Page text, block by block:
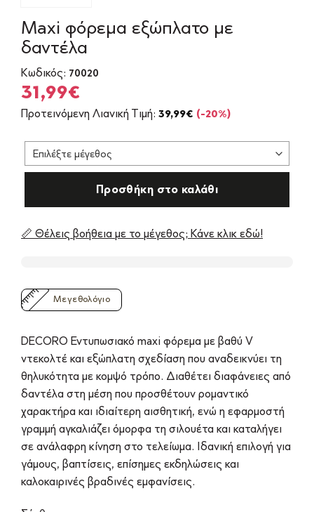
Maxi φόρεμα εξώπλατο με
δαντέλα
Κωδικός: 70020
Original
price
39,99€.
31,99€Η
τρέχουσα
είναι:
31,99€.
Προτεινόμενη Λιανική Τιμή: 39,99€ (-20%)
Προσθήκη στο καλάθι
📏 Θέλεις βοήθεια με το μέγεθος; Κάνε κλικ εδώ!
Μεγεθολόγιο
DECORO Εντυπωσιακό maxi φόρεμα με βαθύ V
ντεκολτέ και εξώπλατη σχεδίαση που αναδεικνύει τη
θηλυκότητα με κομψό τρόπο. Διαθέτει διαφάνειες από
δαντέλα στη μέση που προσθέτουν ρομαντικό
χαρακτήρα και ιδιαίτερη αισθητική, ενώ η εφαρμοστή
γραμμή αγκαλιάζει όμορφα τη σιλουέτα και καταλήγει
σε ανάλαφρη κίνηση στο τελείωμα. Ιδανική επιλογή για
γάμους, βαπτίσεις, επίσημες εκδηλώσεις και
καλοκαιρινές βραδινές εμφανίσεις.